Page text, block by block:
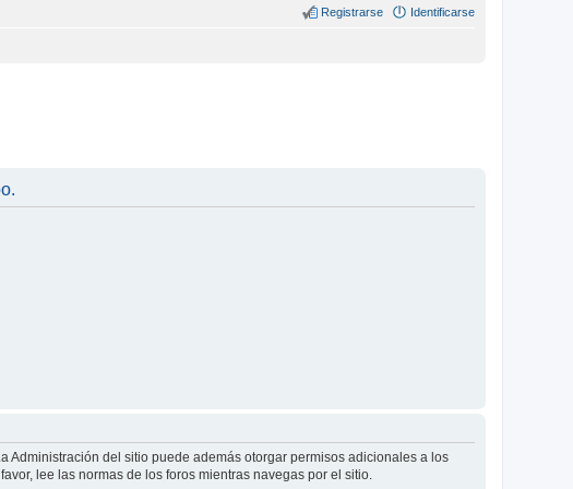
Identificarse
Registrarse
Administración del sitio puede además otorgar permisos adicionales a los
lee las normas de los foros mientras navegas por el sitio.